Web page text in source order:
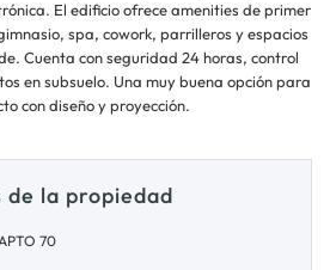
El edificio ofrece amenities de primer
spa, cowork, parrilleros y espacios
Cuenta con seguridad 24 horas, control
en subsuelo. Una muy buena opción para
con diseño y proyección.
la propiedad
70